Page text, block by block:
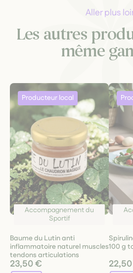
Aller plus
Les autres
même
Accompagnement du
Sportif
Baume du Lutin anti
inflammatoire naturel muscles
tendons articulations
23,50 €
100 g